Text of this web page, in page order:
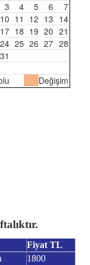
3 4 5 6
7
10 11 12 13 14
17 18 19 20 21
24 25 26 27 28
31
Değişim
Fiyat TL
1800